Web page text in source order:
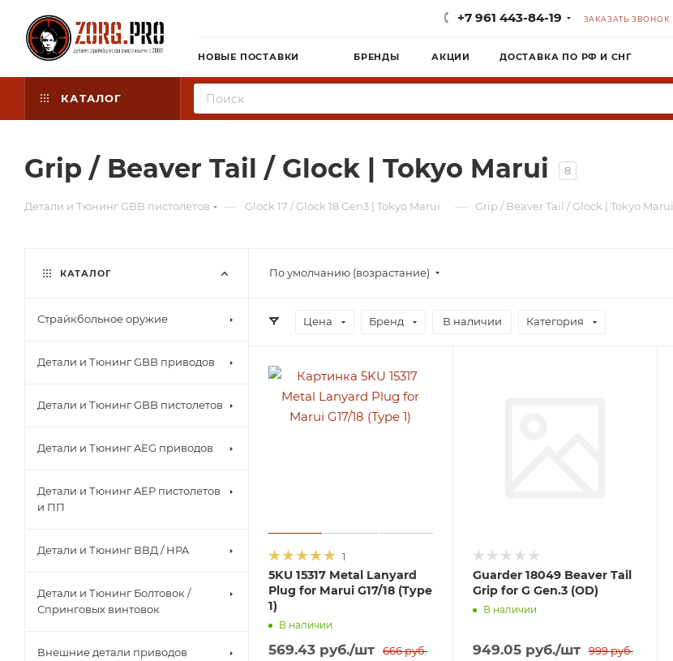
+7 961 443-84-19 ЗАКАЗАТЬ ЗВОНОК
НОВЫЕ ПОСТАВКИ БРЕНДЫ АКЦИИ ДОСТАВКА ПО РФ И СНГ
КАТАЛОГ
Grip / Beaver Tail / Glock | Tokyo Marui 8
Детали и Тюнинг GBB пистолетов — Glock 17 / Glock 18 Gen3 | Tokyo Marui — Grip / Beaver Tail / Glock | Tokyo Marui
По умолчанию (возрастание)
Цена Бренд В наличии Категория
1
5KU 15317 Metal Lanyard
Plug for Marui G17/18 (Type
1)
В наличии
569.43 руб./шт 666руб.
Guarder 18049 Beaver Tail
Grip for G Gen.3 (OD)
В наличии
949.05руб./шт 999руб.
КАТАЛОГ
Страйкбольное оружие
Детали и Тюнинг GBB приводов
Детали и Тюнинг GBB пистолетов
Детали и Тюнинг AEG приводов
Детали и Тюнинг AEP пистолетов
и ПП
Детали и Тюнинг ВВД / HPA
Детали и Тюнинг Болтовок /
Спринговых винтовок
Внешние детали приводов